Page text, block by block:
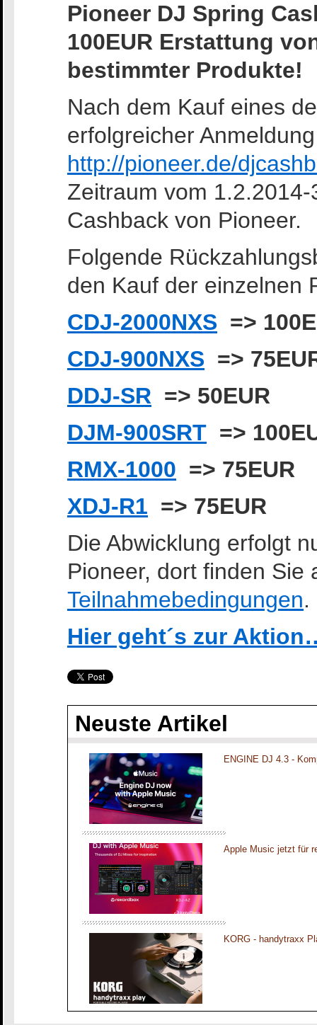
Pioneer DJ Spring
100EUR Erstattung
bestimmter Produkte!
Nach dem Kauf eines
erfolgreicher
http://pioneer.de/
Zeitraum vom
Cashback von Pioneer.
Folgende
den Kauf der einzelnen
CDJ-2000NXS =>
CDJ-900NXS =>
DDJ-SR => 50EUR
DJM-900SRT =>
RMX-1000 => 75EUR
XDJ-R1 => 75EUR
Die Abwicklung erfolgt
Pioneer, dort finden Sie
Teilnahmebedingungen.
Hier geht´s zur
Neuste Artikel
ENGINE DJ 4.3 -
Apple Music jetzt für
KORG - handytraxx